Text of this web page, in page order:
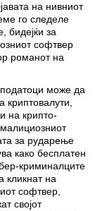
на нивниот
го следеле
бидејќи за
софтвер
романот на
податоци може да
криптовалути,
на крипто-
за рударење
како бесплатен
криминалците
кликнат на
софтвер,
својот